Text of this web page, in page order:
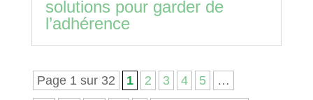
solutions pour garder de
l’adhérence
Page 1 sur 32 1 2 3 4 5
…